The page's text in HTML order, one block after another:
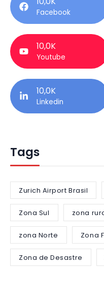
Facebook
10,0K
Youtube
10,0K
Linkedin
Tags
Zurich Airport Brasil
Zona Sul zona
zona Norte Zona
Zona de Desastre